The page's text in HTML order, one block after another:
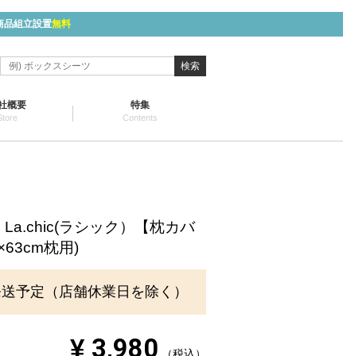
品組立設置無料
検索
概要 特集
Contents
ラシック）【枕カバ
枕用)
予定（店舗休業日を除く）
¥ 3,980